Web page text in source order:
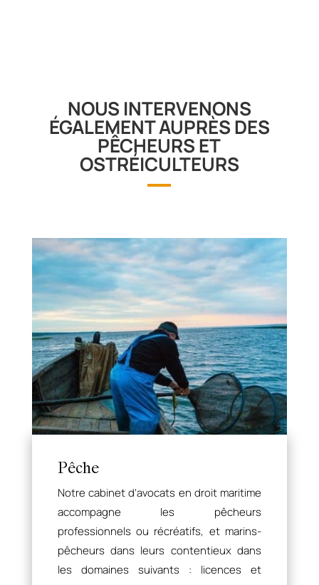
NOUS INTERVENONS
ÉGALEMENT AUPRÈS DES
PÊCHEURS ET
OSTRÉICULTEURS
Pêche
Notre cabinet d’avocats en droit maritime
accompagne les pêcheurs
professionnels ou récréatifs, et marins-
pêcheurs dans leurs contentieux dans
les domaines suivants : licences et